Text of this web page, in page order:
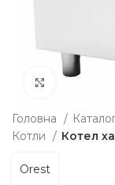
Головна
Котли
Котел
Orest